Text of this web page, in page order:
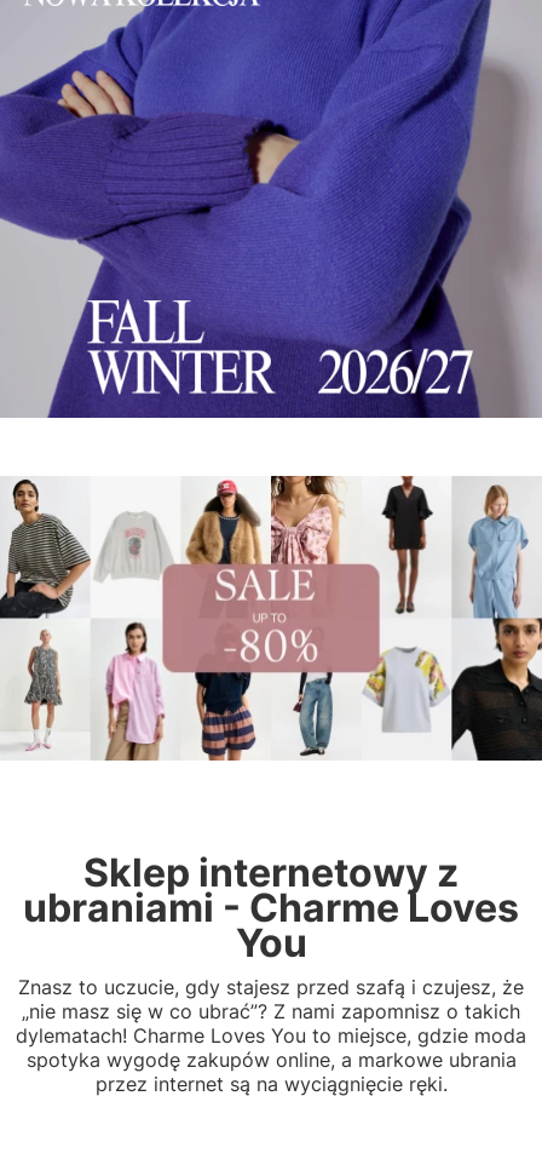
Sklep internetowy z
ubraniami - Charme Loves
You
Znasz to uczucie, gdy stajesz przed szafą i czujesz, że
„nie masz się w co ubrać”? Z nami zapomnisz o takich
dylematach! Charme Loves You to miejsce, gdzie moda
spotyka wygodę zakupów online, a markowe ubrania
przez internet są na wyciągnięcie ręki.